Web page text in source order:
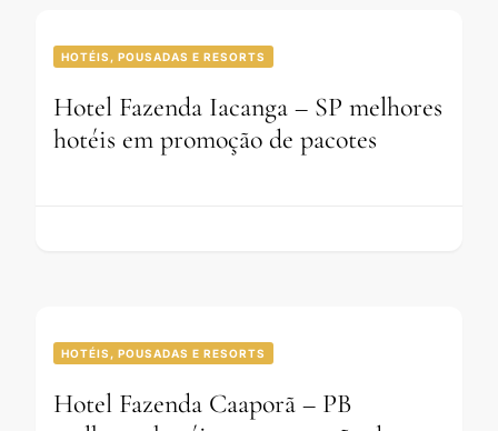
HOTÉIS, POUSADAS E RESORTS
Hotel Fazenda Iacanga – SP melhores
hotéis em promoção de pacotes
HOTÉIS, POUSADAS E RESORTS
Hotel Fazenda Caaporã – PB